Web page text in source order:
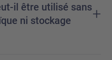
il être utilisé sans
ni stockage
+